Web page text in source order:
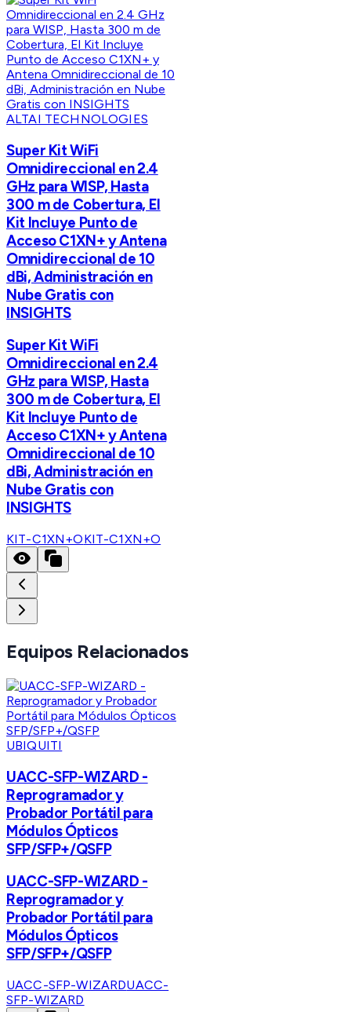
ALTAI TECHNOLOGIES
Super Kit WiFi
Omnidireccional en 2.4
GHz para WISP, Hasta
300 m de Cobertura, El
Kit Incluye Punto de
Acceso C1XN+ y Antena
Omnidireccional de 10
dBi, Administración en
Nube Gratis con
INSIGHTS
Super Kit WiFi
Omnidireccional en 2.4
GHz para WISP, Hasta
300 m de Cobertura, El
Kit Incluye Punto de
Acceso C1XN+ y Antena
Omnidireccional de 10
dBi, Administración en
Nube Gratis con
INSIGHTS
KIT-C1XN+OKIT-C1XN+O
Equipos Relacionados
UBIQUITI
UACC-SFP-WIZARD -
Reprogramador y
Probador Portátil para
Módulos Ópticos
SFP/SFP+/QSFP
UACC-SFP-WIZARD -
Reprogramador y
Probador Portátil para
Módulos Ópticos
SFP/SFP+/QSFP
UACC-SFP-WIZARDUACC-
SFP-WIZARD